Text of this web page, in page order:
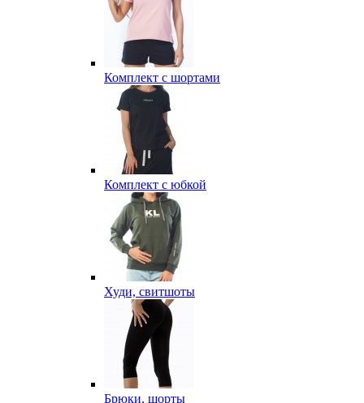
Комплект с шортами
Комплект с юбкой
Худи, свитшоты
Брюки, шорты